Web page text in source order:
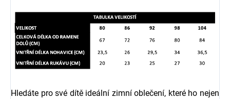
Hledáte pro své dítě ideální zimní oblečení, které ho nejen